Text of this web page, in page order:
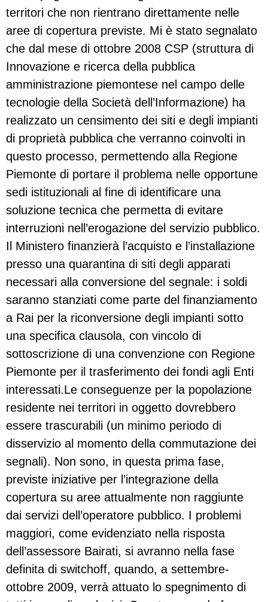
territori che non rientrano direttamente nelle
aree di copertura previste. Mi è stato segnalato
che dal mese di ottobre 2008 CSP (struttura di
Innovazione e ricerca della pubblica
amministrazione piemontese nel campo delle
tecnologie della Società dell’Informazione) ha
realizzato un censimento dei siti e degli impianti
di proprietà pubblica che verranno coinvolti in
questo processo, permettendo alla Regione
Piemonte di portare il problema nelle opportune
sedi istituzionali al fine di identificare una
soluzione tecnica che permetta di evitare
interruzioni nell’erogazione del servizio pubblico.
Il Ministero finanzierà l’acquisto e l’installazione
presso una quarantina di siti degli apparati
necessari alla conversione del segnale: i soldi
saranno stanziati come parte del finanziamento
a Rai per la riconversione degli impianti sotto
una specifica clausola, con vincolo di
sottoscrizione di una convenzione con Regione
Piemonte per il trasferimento dei fondi agli Enti
interessati.Le conseguenze per la popolazione
residente nei territori in oggetto dovrebbero
essere trascurabili (un minimo periodo di
disservizio al momento della commutazione dei
segnali). Non sono, in questa prima fase,
previste iniziative per l’integrazione della
copertura su aree attualmente non raggiunte
dai servizi dell’operatore pubblico. I problemi
maggiori, come evidenziato nella risposta
dell’assessore Bairati, si avranno nella fase
definita di switchoff, quando, a settembre-
ottobre 2009, verrà attuato lo spegnimento di